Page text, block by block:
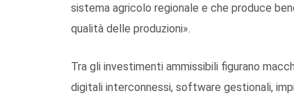
sistema agricolo regionale e che produce
qualità delle produzioni».
Tra gli investimenti ammissibili figurano
digitali interconnessi, software gestionali,